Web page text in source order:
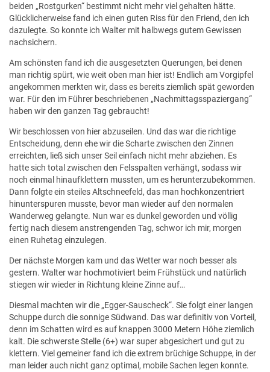
beiden „Rostgurken“ bestimmt nicht mehr viel gehalten hätte.
Glücklicherweise fand ich einen guten Riss für den Friend, den ich
dazulegte. So konnte ich Walter mit halbwegs gutem Gewissen
nachsichern.
Am schönsten fand ich die ausgesetzten Querungen, bei denen
man richtig spürt, wie weit oben man hier ist! Endlich am Vorgipfel
angekommen merkten wir, dass es bereits ziemlich spät geworden
war. Für den im Führer beschriebenen „Nachmittagsspaziergang“
haben wir den ganzen Tag gebraucht!
Wir beschlossen von hier abzuseilen. Und das war die richtige
Entscheidung, denn ehe wir die Scharte zwischen den Zinnen
erreichten, ließ sich unser Seil einfach nicht mehr abziehen. Es
hatte sich total zwischen den Felsspalten verhängt, sodass wir
noch einmal hinaufklettern mussten, um es herunterzubekommen.
Dann folgte ein steiles Altschneefeld, das man hochkonzentriert
hinunterspuren musste, bevor man wieder auf den normalen
Wanderweg gelangte. Nun war es dunkel geworden und völlig
fertig nach diesem anstrengenden Tag, schwor ich mir, morgen
einen Ruhetag einzulegen.
Der nächste Morgen kam und das Wetter war noch besser als
gestern. Walter war hochmotiviert beim Frühstück und natürlich
stiegen wir wieder in Richtung kleine Zinne auf…
Diesmal machten wir die „Egger-Sauscheck“. Sie folgt einer langen
Schuppe durch die sonnige Südwand. Das war definitiv von Vorteil,
denn im Schatten wird es auf knappen 3000 Metern Höhe ziemlich
kalt. Die schwerste Stelle (6+) war super abgesichert und gut zu
klettern. Viel gemeiner fand ich die extrem brüchige Schuppe, in der
man leider auch nicht ganz optimal, mobile Sachen legen konnte.